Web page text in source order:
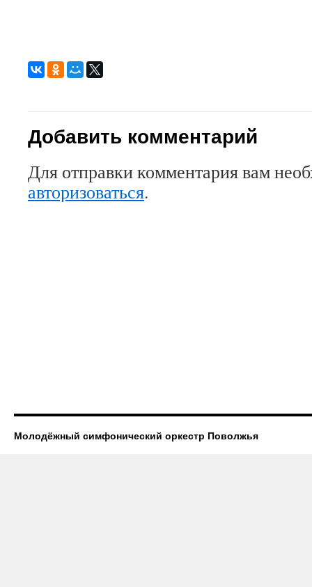
Добавить комментарий
Для отправки комментария вам
авторизоваться.
Молодёжный симфонический оркестр Поволжья